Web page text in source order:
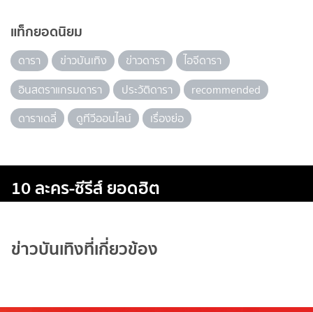
แท็กยอดนิยม
ดารา ข่าวบันเทิง ข่าวดารา
ไอจีดารา
อินสตราแกรมดารา
ประวัติดารา
recommended
ดาราเดลี่
ดูทีวีออนไลน์ เรื่องย่อ
10 ละคร-ซีรีส์ ยอดฮิต
ข่าวบันเทิงที่เกี่ยวข้อง